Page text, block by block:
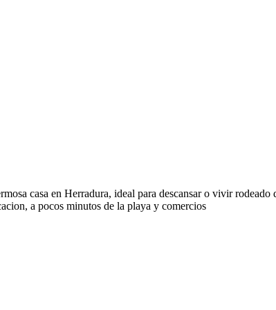
casa en Herradura, ideal para descansar o vivir
a pocos minutos de la playa y comercios